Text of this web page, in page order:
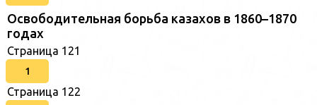
Освободительная борьба казахов в 1860–1870
годах
Страница 121
1
Страница 122